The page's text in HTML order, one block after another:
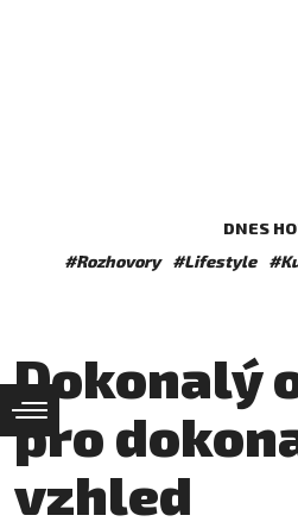
DNES
#Rozhovory
#Lifestyle
Dokonalý
pro
vzhled